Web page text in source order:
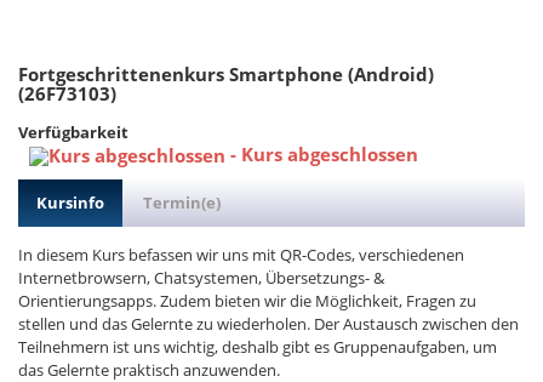
Fortgeschrittenenkurs Smartphone (Android)
(26F73103)
Verfügbarkeit
- Kurs abgeschlossen
Kursinfo Termin(e)
In diesem Kurs befassen wir uns mit QR-Codes, verschiedenen
Internetbrowsern, Chatsystemen, Übersetzungs- &
Orientierungsapps. Zudem bieten wir die Möglichkeit, Fragen zu
stellen und das Gelernte zu wiederholen. Der Austausch zwischen den
Teilnehmern ist uns wichtig, deshalb gibt es Gruppenaufgaben, um
das Gelernte praktisch anzuwenden.